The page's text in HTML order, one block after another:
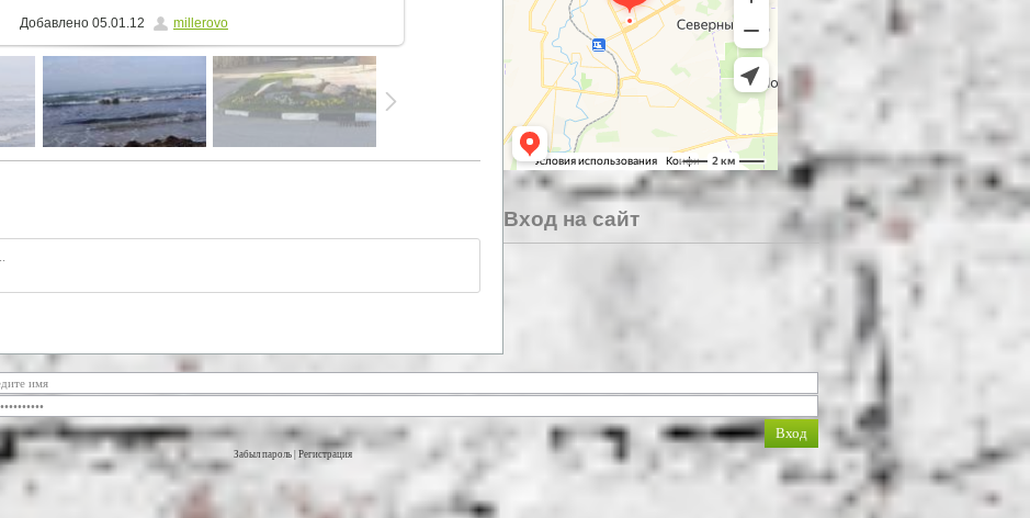
Добавлено 05.01.12 millerovo
Вход на сайт
Забыл пароль Регистрация